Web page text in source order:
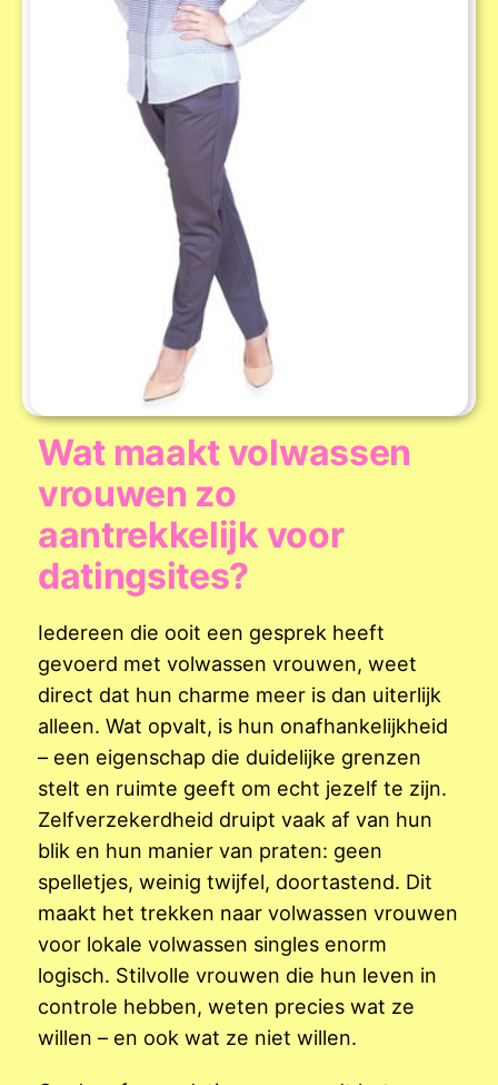
Wat maakt volwassen
vrouwen zo
aantrekkelijk voor
datingsites?
Iedereen die ooit een gesprek heeft
gevoerd met volwassen vrouwen, weet
direct dat hun charme meer is dan uiterlijk
alleen. Wat opvalt, is hun onafhankelijkheid
– een eigenschap die duidelijke grenzen
stelt en ruimte geeft om echt jezelf te zijn.
Zelfverzekerdheid druipt vaak af van hun
blik en hun manier van praten: geen
spelletjes, weinig twijfel, doortastend. Dit
maakt het trekken naar volwassen vrouwen
voor lokale volwassen singles enorm
logisch. Stilvolle vrouwen die hun leven in
controle hebben, weten precies wat ze
willen – en ook wat ze niet willen.